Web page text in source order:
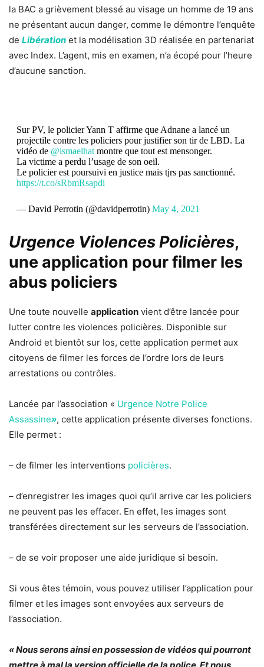
la BAC a grièvement blessé au visage un homme de 19 ans
ne présentant aucun danger, comme le démontre l’enquête
de Libération et la modélisation 3D réalisée en partenariat
avec Index. L’agent, mis en examen, n’a écopé pour l’heure
d’aucune sanction.
Sur PV, le policier Yann T affirme que Adnane a lancé un
projectile contre les policiers pour justifier son tir de LBD. La
vidéo de @ismaelhatmontre que tout est mensonger.
La victime a perdu l’usage de son oeil.
Le policier est poursuivi en justice mais tjrs pas sanctionné.
https://t.co/sRbmRsapdi
— David Perrotin (@davidperrotin) May 4, 2021
Urgence Violences Policières,
une application pour filmer les
abus policiers
Une toute nouvelle application vient d’être lancée pour
lutter contre les violences policières. Disponible sur
Android et bientôt sur Ios, cette application permet aux
citoyens de filmer les forces de l’ordre lors de leurs
arrestations ou contrôles.
Lancée par l’association « Urgence Notre Police
Assassine», cette application présente diverses fonctions.
Elle permet :
– de filmer les interventions policières.
– d’enregistrer les images quoi qu’il arrive car les policiers
ne peuvent pas les effacer. En effet, les images sont
transférées directement sur les serveurs de l’association.
– de se voir proposer une aide juridique si besoin.
Si vous êtes témoin, vous pouvez utiliser l’application pour
filmer et les images sont envoyées aux serveurs de
l’association.
« Nous serons ainsi en possession de vidéos qui pourront
mettre à mal la version officielle de la police. Et nous